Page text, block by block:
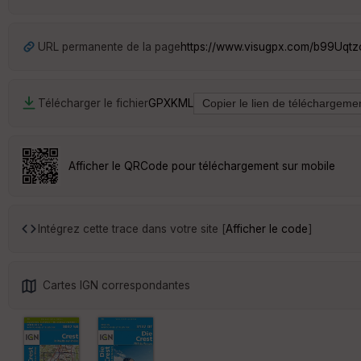
URL permanente de la pagehttps://www.visugpx.com/
Télécharger le fichierGPXKML
Afficher le QRCode pour téléchargement sur mobile
Intégrez cette trace dans votre site [Afficher le code]
Cartes IGN correspondantes